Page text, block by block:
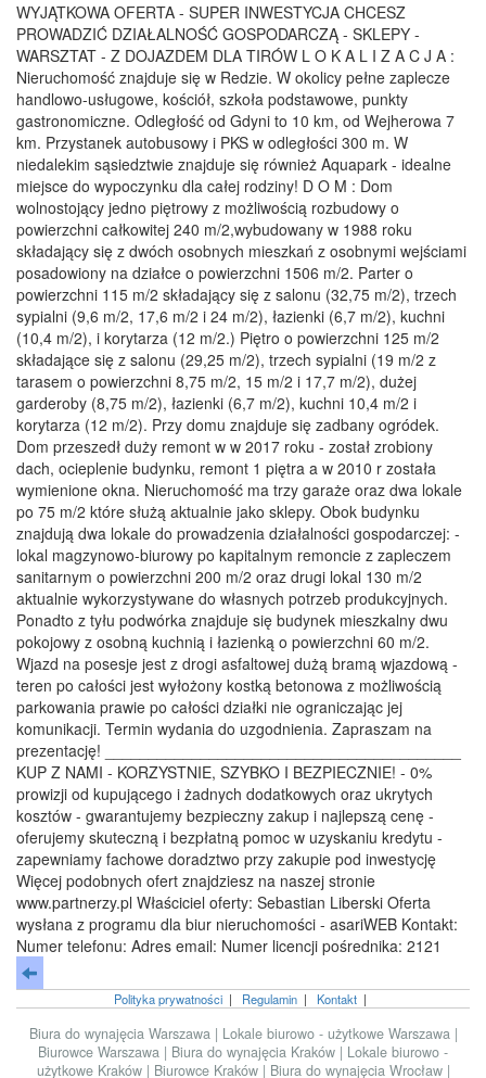
WYJĄTKOWA OFERTA - SUPER INWESTYCJA CHCESZ
PROWADZIĆ DZIAŁALNOŚĆ GOSPODARCZĄ - SKLEPY -
WARSZTAT - Z DOJAZDEM DLA TIRÓW L O K A L I Z A C J A :
Nieruchomość znajduje się w Redzie. W okolicy pełne zaplecze
handlowo-usługowe, kościół, szkoła podstawowe, punkty
gastronomiczne. Odległość od Gdyni to 10 km, od Wejherowa 7
km. Przystanek autobusowy i PKS w odległości 300 m. W
niedalekim sąsiedztwie znajduje się również Aquapark - idealne
miejsce do wypoczynku dla całej rodziny! D O M : Dom
wolnostojący jedno piętrowy z możliwością rozbudowy o
powierzchni całkowitej 240 m/2,wybudowany w 1988 roku
składający się z dwóch osobnych mieszkań z osobnymi wejściami
posadowiony na działce o powierzchni 1506 m/2. Parter o
powierzchni 115 m/2 składający się z salonu (32,75 m/2), trzech
sypialni (9,6 m/2, 17,6 m/2 i 24 m/2), łazienki (6,7 m/2), kuchni
(10,4 m/2), i korytarza (12 m/2.) Piętro o powierzchni 125 m/2
składające się z salonu (29,25 m/2), trzech sypialni (19 m/2 z
tarasem o powierzchni 8,75 m/2, 15 m/2 i 17,7 m/2), dużej
garderoby (8,75 m/2), łazienki (6,7 m/2), kuchni 10,4 m/2 i
korytarza (12 m/2). Przy domu znajduje się zadbany ogródek.
Dom przeszedł duży remont w w 2017 roku - został zrobiony
dach, ocieplenie budynku, remont 1 piętra a w 2010 r została
wymienione okna. Nieruchomość ma trzy garaże oraz dwa lokale
po 75 m/2 które służą aktualnie jako sklepy. Obok budynku
znajdują dwa lokale do prowadzenia działalności gospodarczej: -
lokal magzynowo-biurowy po kapitalnym remoncie z zapleczem
sanitarnym o powierzchni 200 m/2 oraz drugi lokal 130 m/2
aktualnie wykorzystywane do własnych potrzeb produkcyjnych.
Ponadto z tyłu podwórka znajduje się budynek mieszkalny dwu
pokojowy z osobną kuchnią i łazienką o powierzchni 60 m/2.
Wjazd na posesje jest z drogi asfaltowej dużą bramą wjazdową -
teren po całości jest wyłożony kostką betonowa z możliwością
parkowania prawie po całości działki nie ograniczając jej
komunikacji. Termin wydania do uzgodnienia. Zapraszam na
prezentację! _________________________________________
KUP Z NAMI - KORZYSTNIE, SZYBKO I BEZPIECZNIE! - 0%
prowizji od kupującego i żadnych dodatkowych oraz ukrytych
kosztów - gwarantujemy bezpieczny zakup i najlepszą cenę -
oferujemy skuteczną i bezpłatną pomoc w uzyskaniu kredytu -
zapewniamy fachowe doradztwo przy zakupie pod inwestycję
Więcej podobnych ofert znajdziesz na naszej stronie
www.partnerzy.pl Właściciel oferty: Sebastian Liberski Oferta
wysłana z programu dla biur nieruchomości - asariWEB Kontakt:
Numer telefonu: Adres email: Numer licencji pośrednika: 2121
Polityka prywatności| Regulamin| Kontakt|
Biura do wynajęcia Warszawa | Lokale biurowo - użytkowe Warszawa |
Biurowce Warszawa | Biura do wynajęcia Kraków | Lokale biurowo -
użytkowe Kraków | Biurowce Kraków | Biura do wynajęcia Wrocław |